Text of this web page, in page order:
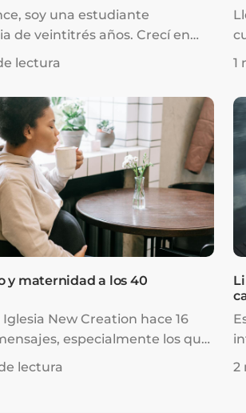
soy una estudiante
de veintitrés años. Crecí en
asistía a la iglesia y
decisiones en mi vida que
mis estudios, mi carrera,
y mi crecimiento espiritual.
lectura 1
y maternidad a los 40
New Creation hace 16
especialmente los que
el amor de Dios por mí, me
lectura 2